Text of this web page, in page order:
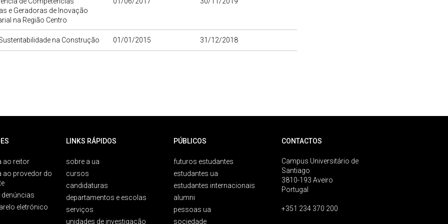
e Geradoras de Inovação
na Região Centro
na Construção 01/01/2015 31/12/2018
ao reitor
ao provedor do
denúncias
eletrónico
LINKS RÁPIDOS
sobre a ua
cursos
candidaturas
departamentos e escolas
serviços
unidades de investigação
PÚBLICOS
futuros estudantes
estudantes ua
estudantes internacionais
alumni
pessoas ua
sociedade
CONTACTOS
Campus Universitário de
Santiago
3810-193 Aveiro
Portugal
+351 234 370 200